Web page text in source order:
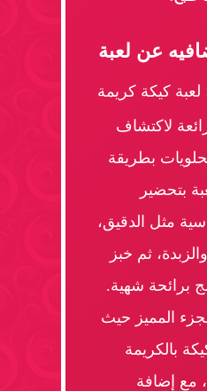
عن لعبة
لعبة كيكة كريمة
لاكتشاف
بطريقة
بتحضير
مثل الدقيق،
ثم خبز
برائحة شهية.
المميز حيث
بالكريمة
مع إضافة